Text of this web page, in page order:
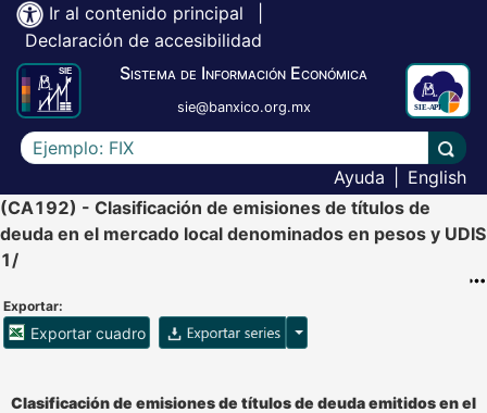
Ir al contenido principal
Declaración de accesibilidad
Sistema de Información Económica
sie@banxico.org.mx
Escriba el texto a buscar
Ayuda
English
(CA192) - Clasificación de emisiones de títulos de
deuda en el mercado local denominados en pesos y UDIS
1/
Exportar:
Exportar cuadro Opciones para exportar
Accesibilidad de Cuadros Analíticos, al exportar el cuadro
Clasificación de emisiones de títulos de deuda emitidos en el